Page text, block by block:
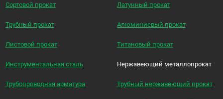
Сортовой прокат
Трубный прокат
Листовой прокат
Инструментальная сталь
Трубопроводная арматура
Латунный прокат
Алюминиевый прокат
Титановый прокат
Нержавеющий металлопрокат
Трубный нержавеющий прокат